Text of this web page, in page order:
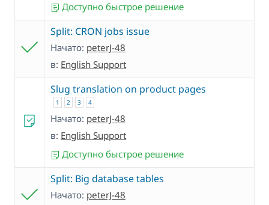
Доступно быстрое решение
Split: CRON jobs issue
Начато: peterJ-48
в: English Support
Slug translation on product pages
1 2 3 4
Начато: peterJ-48
в: English Support
Доступно быстрое решение
Split: Big database tables
Начато: peterJ-48